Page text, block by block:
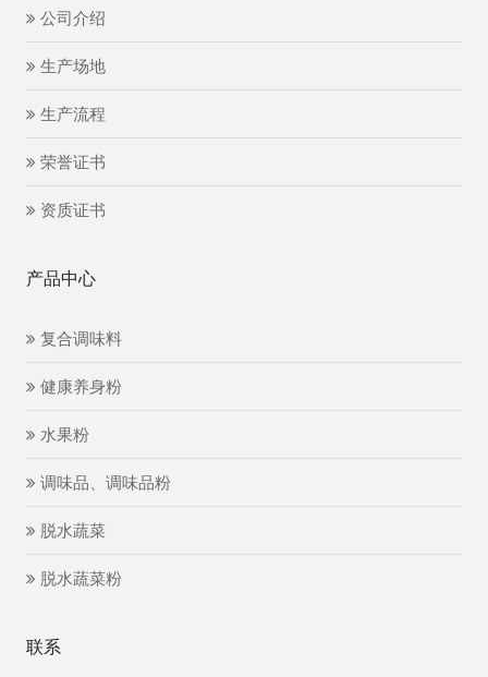
公司介绍
生产场地
生产流程
荣誉证书
资质证书
产品中心
复合调味料
健康养身粉
水果粉
调味品、调味品粉
脱水蔬菜
脱水蔬菜粉
联系